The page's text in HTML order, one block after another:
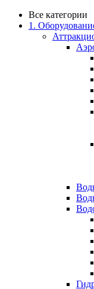
Все категории
1.